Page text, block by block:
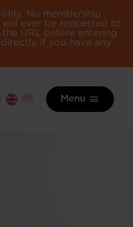
No membership
ever be requested to
URL before entering
if you have any
Menu